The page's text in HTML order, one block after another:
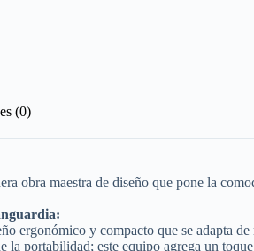
(0)
obra maestra de diseño que pone la
ergonómico y compacto que se adapta
la portabilidad; este equipo agrega un